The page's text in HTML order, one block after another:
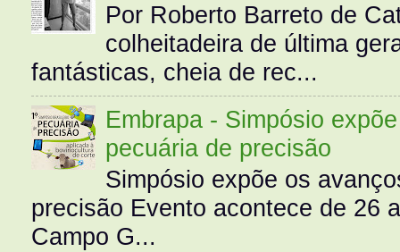
Por Roberto Barreto de
colheitadeira de última
fantásticas, cheia de rec...
Embrapa - Simpósio
pecuária de precisão
Simpósio expõe os
precisão Evento acontece de 26
Campo G...